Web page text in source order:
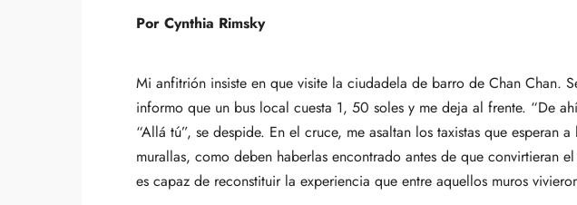
Por Cynthia Rimsky
Mi anfitrión insiste en que visite la ciudadela de barro de Chan Chan.
informo que un bus local cuesta 1, 50 soles y me deja al frente. “De
“Allá tú”, se despide. En el cruce, me asaltan los taxistas que
murallas, como deben haberlas encontrado antes de que
es capaz de reconstituir la experiencia que entre aquellos muros